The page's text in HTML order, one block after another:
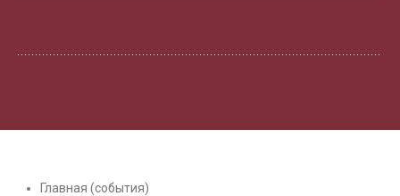
Главная (события)